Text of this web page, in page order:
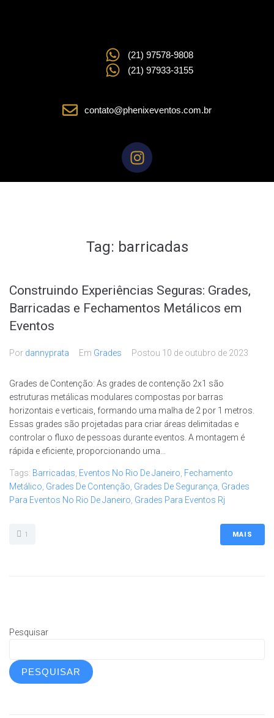
(21) 97578-9808
(21) 97933-3155
contato@phenixeventos.com.br
Tag: barricadas
Construindo Experiências Seguras: Grades,
Barricadas e Fechamentos Metálicos em
Eventos
Por dannyprata Em Grades Postou 10 de outubro de 2023
Grades de Contenção: As grades de contenção 2x1 são
estruturas metálicas modulares compostas por barras
horizontais e verticais, formando uma malha de 2 por 1 metros.
Essas grades são projetadas para criar áreas delimitadas e
controlar o fluxo de pessoas durante eventos. A montagem é
rápida e eficiente, proporcionando uma...
Tags: Barricadas Eventos No Rio De Janeiro Fechamento
Metálico Grades De Contenção Grades De Segurança Grades
Para Eventos No Rio De Janeiro Grades Para Eventos Rj
1 MAIS
Pesquisar
PESQUISAR